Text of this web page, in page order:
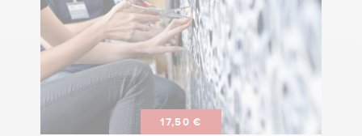
17,50 €